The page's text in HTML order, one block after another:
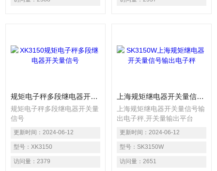
量输出。Z多可串接4个IO扩
盒，可扩展8个开关量输入，8
规矩电子秤多段继电器开关量信号
规矩电子秤多段继电器开关量
信号
更新时间： 2024-06-12
型号： XK3150
访问量： 2379
上海规矩继电器开关量信号输出电子秤
上海规矩继电器开关量信号输
出电子秤,开关量输出平台
秤，可读性达1/30000；调用
内码显示方便，替代感量砝码
观察及分析允差；特殊的软件
技术，增强系统的抗振动能
力；零位跟踪范围、置零（开
更新时间： 2024-06-12
型号： SK3150W
访问量： 2651